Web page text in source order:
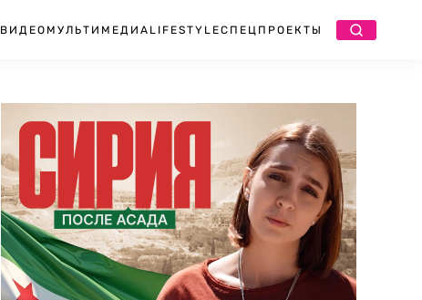
ВИДЕО МУЛЬТИМЕДИА LIFESTYLEСПЕЦПРОЕКТЫ